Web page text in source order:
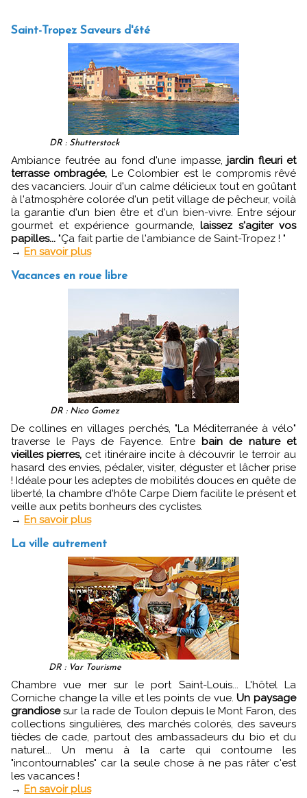
Saint-Tropez Saveurs d'été
DR : Shutterstock
Ambiance feutrée au fond d'une impasse, jardin fleuri et
terrasse ombragée, Le Colombier est le compromis rêvé
des vacanciers. Jouir d'un calme délicieux tout en goûtant
à l'atmosphère colorée d'un petit village de pêcheur, voilà
la garantie d'un bien être et d'un bien-vivre. Entre séjour
gourmet et expérience gourmande, laissez s'agiter vos
papilles... "Ça fait partie de l'ambiance de Saint-Tropez ! "
→ En savoir plus
Vacances en roue libre
DR : Nico Gomez
De collines en villages perchés, "La Méditerranée à vélo"
traverse le Pays de Fayence. Entre bain de nature et
vieilles pierres, cet itinéraire incite à découvrir le terroir au
hasard des envies, pédaler, visiter, déguster et lâcher prise
! Idéale pour les adeptes de mobilités douces en quête de
liberté, la chambre d'hôte Carpe Diem facilite le présent et
veille aux petits bonheurs des cyclistes.
→ En savoir plus
La ville autrement
DR : Var Tourisme
Chambre vue mer sur le port Saint-Louis... L'hôtel La
Corniche change la ville et les points de vue.Un paysage
grandiosesur la rade de Toulon depuis le Mont Faron, des
collections singulières, des marchés colorés, des saveurs
tièdes de cade, partout des ambassadeurs du bio et du
naturel... Un menu à la carte qui contourne les
"incontournables" car la seule chose à ne pas râter c'est
les vacances !
→ En savoir plus